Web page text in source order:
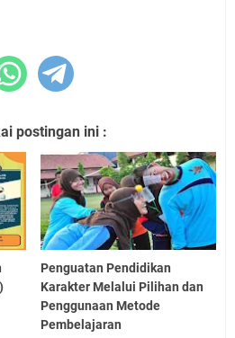
postingan ini :
Penguatan Pendidikan
Karakter Melalui Pilihan dan
Penggunaan Metode
Pembelajaran